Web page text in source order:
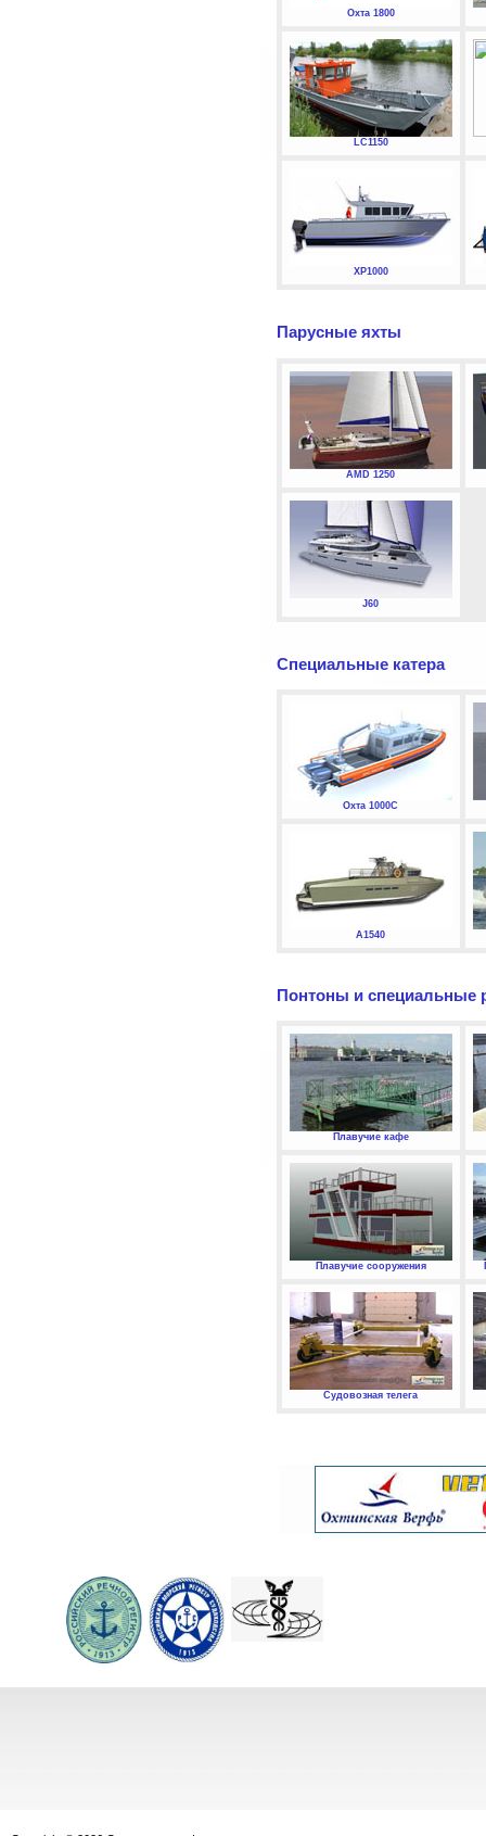
Охта 1800
LC1150
XP1000
Парусные яхты
AMD 1250
J60
Специальные катера
Охта 1000С
А1540
Понтоны и специальные
Плавучие кафе
Плавучие сооружения
Судовозная телега